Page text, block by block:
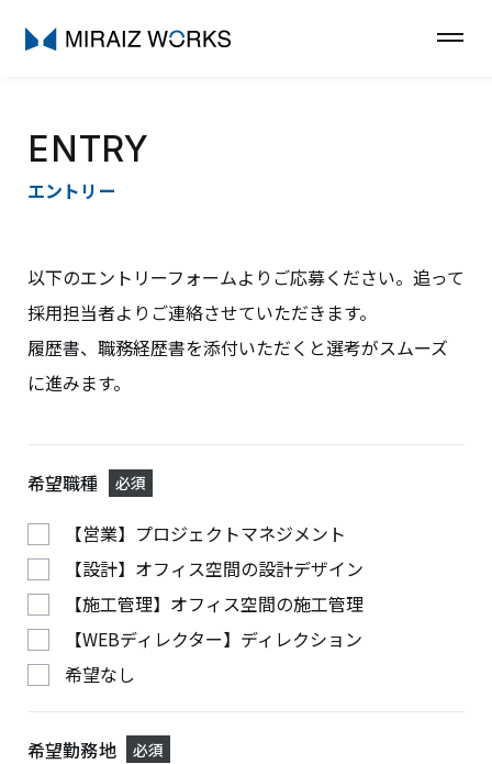
ENTRY
エントリー
以下のエントリーフォームよりご応募ください。追って
採用担当者よりご連絡させていただきます。
履歴書、職務経歴書を添付いただくと選考がスムーズ
に進みます。
希望職種 必須
【営業】プロジェクトマネジメント
【設計】オフィス空間の設計デザイン
【施工管理】オフィス空間の施工管理
【WEBディレクター】ディレクション
希望なし
希望勤務地 必須